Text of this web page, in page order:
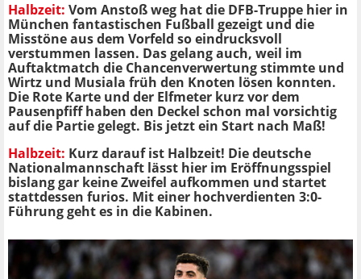
Halbzeit: Vom Anstoß weg hat die DFB-Truppe hier in
München fantastischen Fußball gezeigt und die
Misstöne aus dem Vorfeld so eindrucksvoll
verstummen lassen. Das gelang auch, weil im
Auftaktmatch die Chancenverwertung stimmte und
Wirtz und Musiala früh den Knoten lösen konnten.
Die Rote Karte und der Elfmeter kurz vor dem
Pausenpfiff haben den Deckel schon mal vorsichtig
auf die Partie gelegt. Bis jetzt ein Start nach Maß!
Halbzeit: Kurz darauf ist Halbzeit! Die deutsche
Nationalmannschaft lässt hier im Eröffnungsspiel
bislang gar keine Zweifel aufkommen und startet
stattdessen furios. Mit einer hochverdienten 3:0-
Führung geht es in die Kabinen.